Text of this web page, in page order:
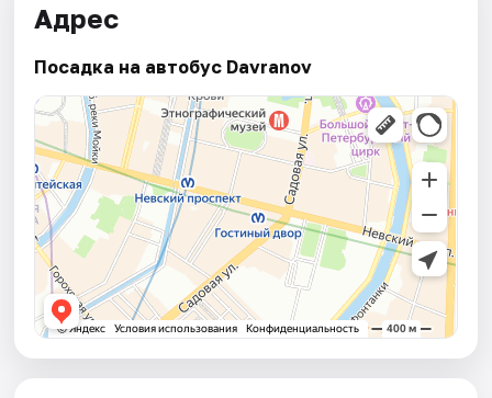
Адрес
Посадка на автобус Davranov